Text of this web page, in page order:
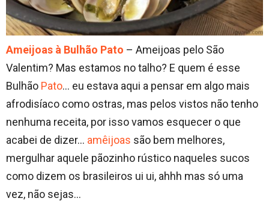
Ameijoas à Bulhão Pato – Ameijoas pelo São
Valentim? Mas estamos no talho? E quem é esse
Bulhão Pato… eu estava aqui a pensar em algo mais
afrodisíaco como ostras, mas pelos vistos não tenho
nenhuma receita, por isso vamos esquecer o que
acabei de dizer… amêijoas são bem melhores,
mergulhar aquele pãozinho rústico naqueles sucos
como dizem os brasileiros ui ui, ahhh mas só uma
vez, não sejas…